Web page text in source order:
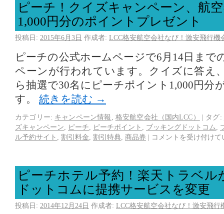
ピーチ！クイズキャンペーン、航
1,000円分のポイントプレゼント
投稿日: 2015年6月3日 作成者: LCC格安航空会社なび！激安飛行機
ピーチの公式ホームページで6月14日まで
ペーンが行われています。クイズに答え
ら抽選で30名にピーチポイント1,000円分
す。 続きを読む →
カテゴリー: キャンペーン情報 格安航空会社（国内LCC） | タグ:
ズキャンペーン
ピーチ ピーチポイント ブッキングドットコム
ル予約サイト
割引料金 割引特典 商品券 | コメントを受け付けて
ピーチホテル予約！楽天トラベル
ドットコムに提携サービスを変更
投稿日: 2014年12月24日 作成者: LCC格安航空会社なび！激安飛行